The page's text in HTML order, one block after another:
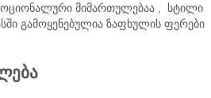
მიმართულებაა , სტილი
გამოყენებულია ზაფხულის ფერები